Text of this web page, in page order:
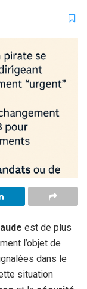
est de plus
l’objet de
dans le
situation